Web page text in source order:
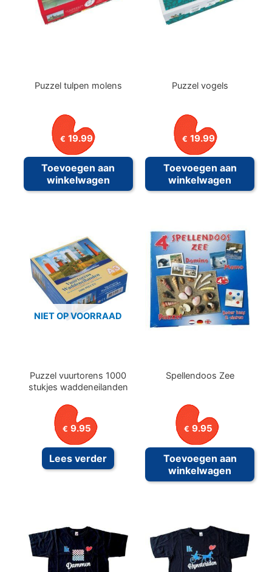
Puzzel tulpen molens
€ 19.99
Toevoegen aan
winkelwagen
Puzzel vogels
€ 19.99
Toevoegen aan
winkelwagen
NIET OP VOORRAAD
Puzzel vuurtorens 1000
stukjes waddeneilanden
€ 9.95
Lees verder
Spellendoos Zee
€ 9.95
Toevoegen aan
winkelwagen